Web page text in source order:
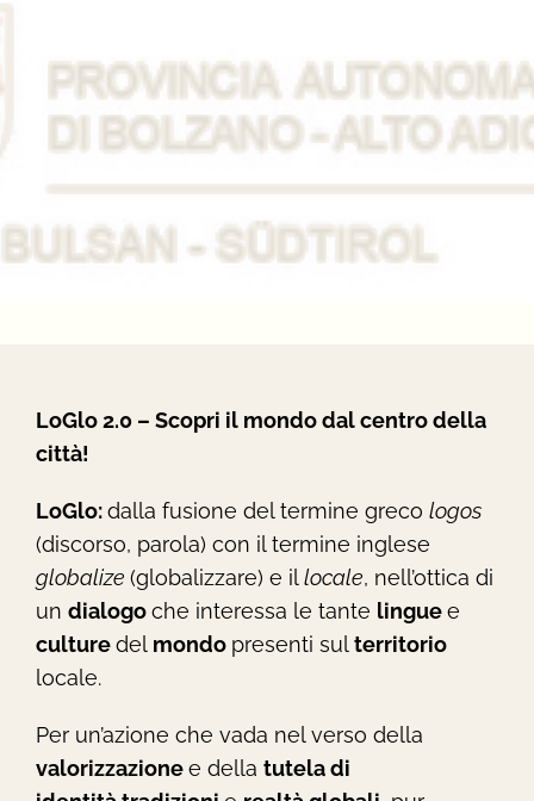
LoGlo 2.0 – Scopri il mondo dal centro della
città!
LoGlo:dalla fusione del termine greco logos
(discorso, parola) con il termine inglese
globalize (globalizzare) e illocale, nell’ottica di
un dialogoche interessa le tante linguee
culturedel mondo presenti sulterritorio
locale.
Per un’azione che vada nel verso della
valorizzazionee della tutela di